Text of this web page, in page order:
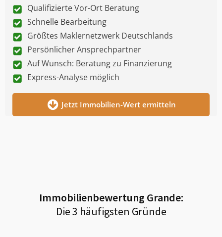
Qualifizierte Vor-Ort Beratung
Schnelle Bearbeitung
Größtes Maklernetzwerk Deutschlands
Persönlicher Ansprechpartner
Auf Wunsch: Beratung zu Finanzierung
Express-Analyse möglich
Jetzt Immobilien-Wert ermitteln
Immobilienbewertung Grande:
Die 3 häufigsten Gründe